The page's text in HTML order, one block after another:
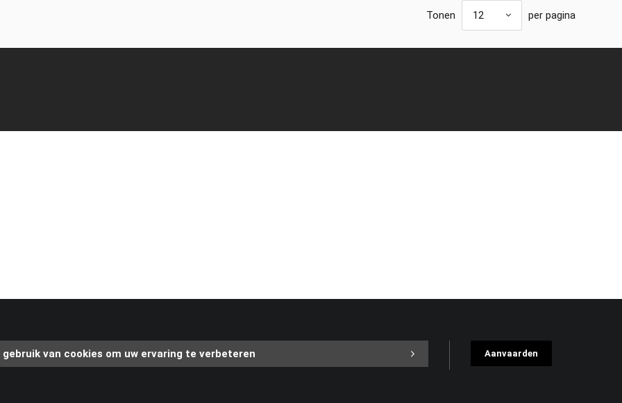
Tonen 12 per pagina
van cookies om uw ervaring te verbeteren Aanvaarden